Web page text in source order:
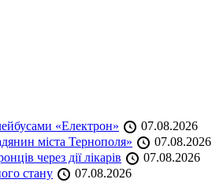
«Електрон»
07.08.2026
міста Тернополя»
07.08.2026
через дії лікарів
07.08.2026
стану
07.08.2026